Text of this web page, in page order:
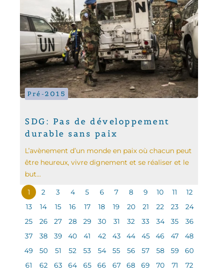
Pré-2015
SDG: Pas de développement
durable sans paix
L’avènement d’un monde en paix où chacun peut
être heureux, vivre dignement et se réaliser et le
but...
1 2 3 4 5 6 7 8 9 10 11
12
13
14 15 16 17 18 19 20 21 22 23
24
25
26 27 28 29 30 31 32 33 34 35
36
37
38 39 40 41 42 43 44 45 46 47
48
49
50 51 52 53 54 55 56 57 58 59
60
61
62 63 64 65 66 67 68 69 70 71
72